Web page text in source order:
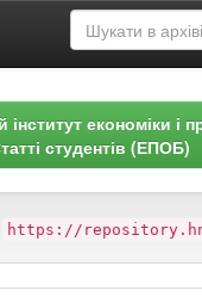
економіки і
студентів (ЕПОБ)
https://